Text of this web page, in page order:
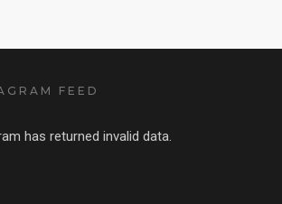
FEED
has returned invalid data.